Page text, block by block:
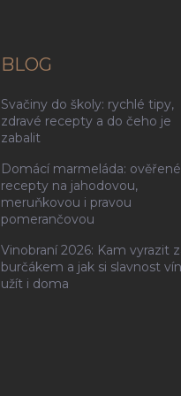
BLOG
Svačiny do školy: rychlé tipy,
zdravé recepty a do čeho je
zabalit
Domácí marmeláda: ověřené
recepty na jahodovou,
meruňkovou i pravou
pomerančovou
Vinobraní 2026: Kam vyrazit
burčákem a jak si slavnost
užít i doma